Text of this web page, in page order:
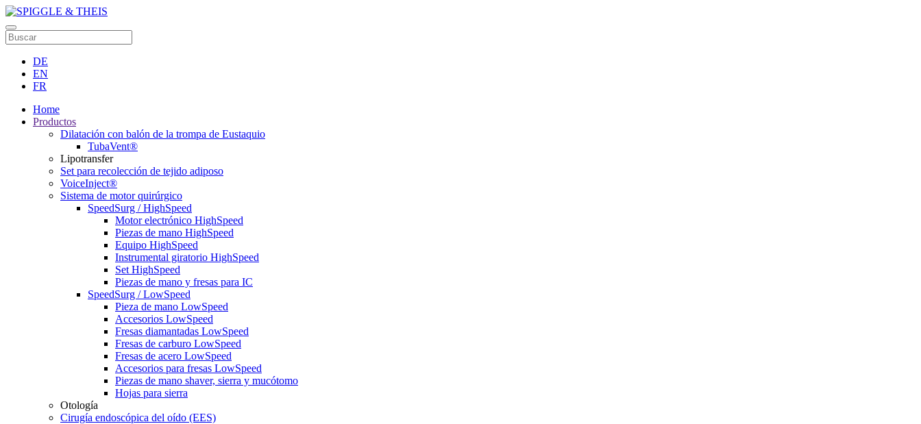
DE
EN
FR
Home
Productos
Dilatación con balón de la trompa de Eustaquio
TubaVent®
Lipotransfer
Set para recolección de tejido adiposo
VoiceInject®
Sistema de motor quirúrgico
SpeedSurg / HighSpeed
Motor electrónico HighSpeed
Piezas de mano HighSpeed
Equipo HighSpeed
Instrumental giratorio HighSpeed
Set HighSpeed
Piezas de mano y fresas para IC
SpeedSurg / LowSpeed
Pieza de mano LowSpeed
Accesorios LowSpeed
Fresas diamantadas LowSpeed
Fresas de carburo LowSpeed
Fresas de acero LowSpeed
Accesorios para fresas LowSpeed
Piezas de mano shaver, sierra y mucótomo
Hojas para sierra
Otología
Cirugía endoscópica del oído (EES)